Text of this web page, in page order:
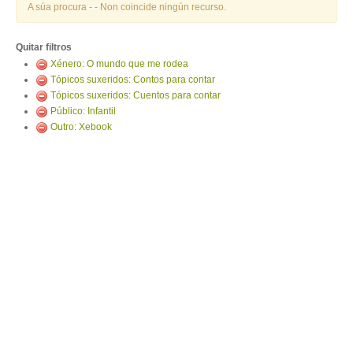
A súa procura - - Non coincide ningún recurso.
Quitar filtros
Xénero: O mundo que me rodea
Tópicos suxeridos: Contos para contar
Tópicos suxeridos: Cuentos para contar
Público: Infantil
Outro: Xebook